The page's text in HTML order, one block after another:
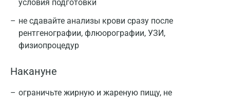
условия подготовки
не сдавайте анализы крови сразу после
рентгенографии, флюорографии, УЗИ,
физиопроцедур
Накануне
ограничьте жирную и жареную пищу, не